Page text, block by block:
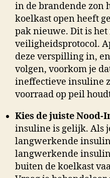
in de brandende zon
koelkast open heeft
pak nieuwe. Dit is het
veiligheidsprotocol.
deze verspilling in,
volgen, voorkom je
ineffectieve insuline
voorraad op peil
Kies de juiste Nood-
insuline is gelijk. Als
langwerkende
langwerkende
buiten de koelkast